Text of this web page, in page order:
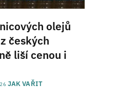
olejů
českých
liší cenou i
JAK VAŘIT